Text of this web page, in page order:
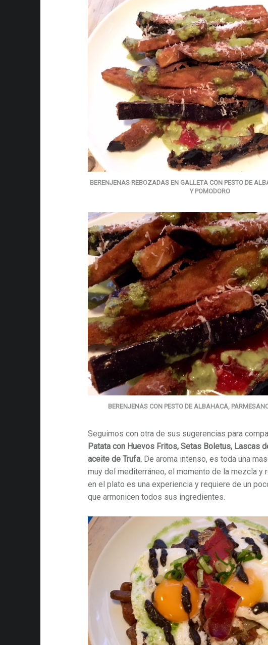
BERENJENAS REBOZADAS EN GALLETA CON PESTO DE
Y POMODORO
BERENJENAS CON PESTO DE ALBAHACA,
Seguimos con otra de sus sugerencias para
Patata con Huevos Fritos, Setas Boletus, Lascas
aceite de Trufa. De aroma intenso, es toda una
muy del mediterráneo, el momento de la mezcla y
en el plato es una experiencia y requiere de un
que armonicen todos sus ingredientes.